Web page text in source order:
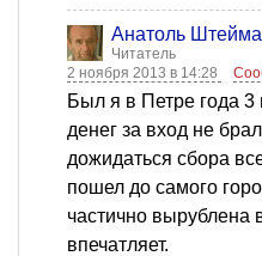
Анатоль
Читатель
2 ноября 2013 в 14:28
Был я в Петре года 3
денег за вход не
дожидаться сбора
пошел до самого
частично вырублена
впечатляет.